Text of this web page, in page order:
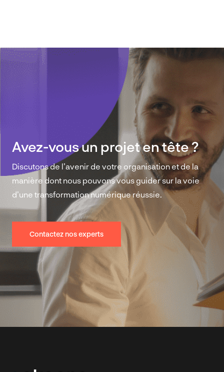
Avez-vous un projet en tête ?
Discutons de l’avenir de votre organisation et de la
manière dont nous pouvons vous guider sur la voie
d’une transformation numérique réussie.
Contactez nos experts